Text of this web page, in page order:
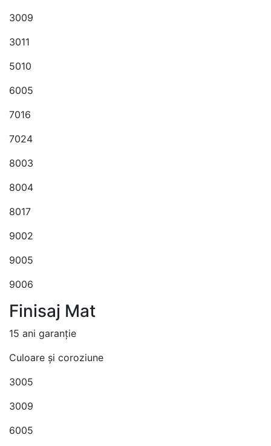
3009
3011
5010
6005
7016
7024
8003
8004
8017
9002
9005
9006
Finisaj Mat
15 ani garanție
Culoare și coroziune
3005
3009
6005